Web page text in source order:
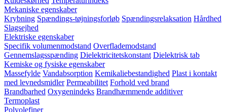
Mekaniske egenskaber
Krybning Spændings-tøjningsforløb Spændingsrelaksation Hårdhed
Slagsejhed
Elektriske egenskaber
Specifik volumenmodstand Overflademodstand
Gennemslagsspænding Dielektricitetskonstant Dielektrisk tab
Kemiske og fysiske egenskaber
Massefylde Vandabsorption Kemikaliebestandighed Plast i kontakt
med levnedsmidler Permeabilitet Forhold ved brand
Brandbarhed Oxygenindeks Brandhæmmende additiver
Termoplast
Polyolefiner